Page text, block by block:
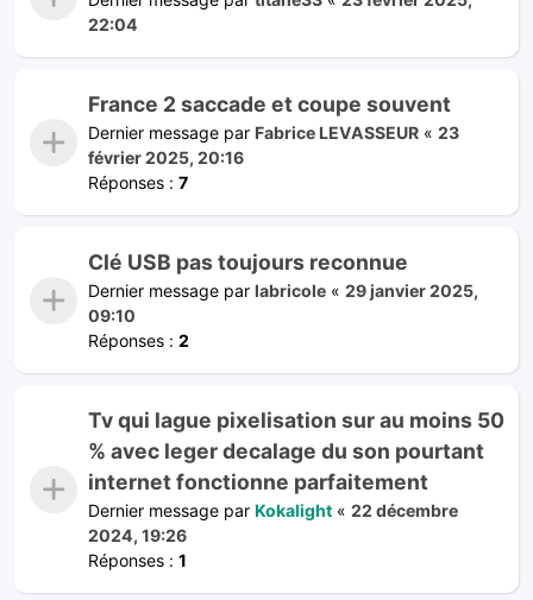
22:04
France 2 saccade et coupe souvent
Dernier message par Fabrice LEVASSEUR « 23
février 2025, 20:16
Réponses : 7
Clé USB pas toujours reconnue
Dernier message par labricole « 29 janvier 2025,
09:10
Réponses : 2
Tv qui lague pixelisation sur au moins 50
% avec leger decalage du son pourtant
internet fonctionne parfaitement
Dernier message par Kokalight « 22 décembre
2024, 19:26
Réponses : 1